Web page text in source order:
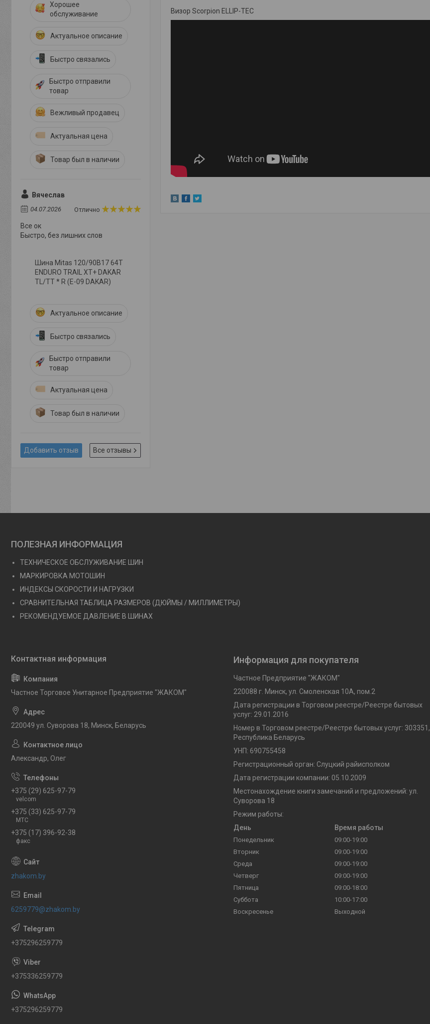
Визор Scorpion ELLIP-TEC
Хорошее
обслуживание
Актуальное описание
Быстро связались
Быстро отправили
товар
Вежливый продавец
Актуальная цена
Товар был в наличии
Вячеслав
04.07.2026 Отлично
Все ок
Быстро, без лишних слов
Шина Mitas 120/90B17 64T
ENDURO TRAIL XT+ DAKAR
TL/TT * R (E-09 DAKAR)
Актуальное описание
Быстро связались
Быстро отправили
товар
Актуальная цена
Товар был в наличии
Добавить отзыв Все отзывы
ПОЛЕЗНАЯ ИНФОРМАЦИЯ
ТЕХНИЧЕСКОЕ ОБСЛУЖИВАНИЕ ШИН
МАРКИРОВКА МОТОШИН
ИНДЕКСЫ СКОРОСТИ И НАГРУЗКИ
СРАВНИТЕЛЬНАЯ ТАБЛИЦА РАЗМЕРОВ (ДЮЙМЫ / МИЛЛИМЕТРЫ)
РЕКОМЕНДУЕМОЕ ДАВЛЕНИЕ В ШИНАХ
Частное Торговое Унитарное Предприятие "ЖАКОМ"
220049 ул. Суворова 18, Минск, Беларусь
Александр, Олег
+375 (29) 625-97-79
velcom
+375 (33) 625-97-79
МТС
+375 (17) 396-92-38
факс
zhakom.by
6259779@zhakom.by
+375296259779
+375336259779
+375296259779
Информация для покупателя
Частное Предприятие "ЖАКОМ"
220088 г. Минск, ул. Смоленская 10A, пом.2
Дата регистрации в Торговом реестре/Реестре бытовых
услуг: 29.01.2016
Номер в Торговом реестре/Реестре бытовых услуг: 303351,
Республика Беларусь
УНП: 690755458
Регистрационный орган: Слуцкий райисполком
Дата регистрации компании: 05.10.2009
Местонахождение книги замечаний и предложений: ул.
Суворова 18
Режим работы:
День
Время работы
Понедельник
09:00-19:00
Вторник
09:00-19:00
Среда
09:00-19:00
Четверг
09:00-19:00
Пятница
09:00-18:00
Суббота
10:00-17:00
Воскресенье
Выходной